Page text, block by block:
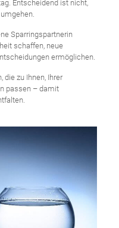
Entscheidend ist nicht,
Sparringspartnerin
schaffen, neue
ermöglichen.
zu Ihnen, Ihrer
passen – damit